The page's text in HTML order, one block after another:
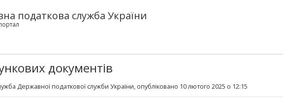
податкова служба України
документів
Державної податкової служби України, опубліковано 10 лютого 2025 о 12:15